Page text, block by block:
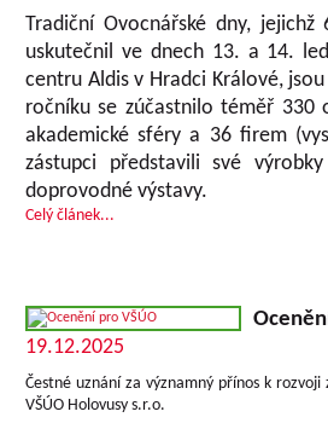
Tradiční Ovocnářské dny,
uskutečnil ve dnech 13. a 14.
centru Aldis v Hradci Králové,
ročníku se zúčastnilo téměř 330
akademické sféry a 36 firem
zástupci představili své
doprovodné výstavy.
Celý článek...
19.12.2025
Čestné uznání za významný přínos k
VŠÚO Holovusy s.r.o.